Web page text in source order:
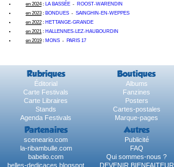
en 2024: LA BASSÉE - ROOST-WARENDIN
en 2023 : BONDUES - SAINGHIN-EN-WEPPES
en 2022 : HETTANGE-GRANDE
en 2021 : HALLENNES-LEZ-HAUBOURDIN
en 2019 : MONS - PARIS 17
Rubriques Boutiques
Éditorial Albums
Carte Festivals
Fanzines
Carte Libraires
Posters
Stands
Cartes-postales
Agenda Festivals
Marque-pages
Partenaires Autres
sceneario.com Publicité
la-ribambulle.com
FAQ
babelio.com
Qui sommes-nous ?
belles-dedicaces.blogspot
DEVENIR BIENFAITEUR